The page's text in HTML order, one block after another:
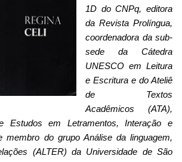
1D do CNPq, editora
da Revista Prolíngua,
coordenadora da sub-
sede da Cátedra
UNESCO em Leitura
e Escritura e do Ateliê
de Textos
Acadêmicos (ATA),
Estudos em Letramentos, Interação e
membro do grupo Análise da linguagem,
(ALTER) da Universidade de São